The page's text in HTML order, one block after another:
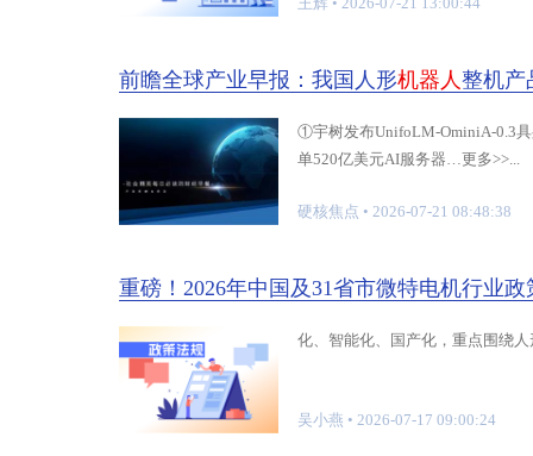
前瞻全球产业早报：我国人形机器人整机产
①宇树发布UnifoLM-OminiA-0.3
单520亿美元AI服务器…更多>>...
硬核焦点 • 2026-07-21 08:48:38
重磅！2026年中国及31省市微特电机行业
化、智能化、国产化，重点围绕人
吴小燕 • 2026-07-17 09:00:24